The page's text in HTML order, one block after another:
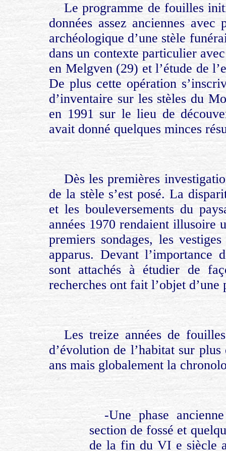
Le programme de fouilles
données assez anciennes
archéologique d’une stèle
dans un contexte particulier
en Melgven (29) et l’étude de
De plus cette opération
d’inventaire sur les stèles du
en 1991 sur le lieu de
avait donné quelques minces
Dès les premières
de la stèle s’est posé. La
et les bouleversements du
années 1970 rendaient illusoire
premiers sondages, les
apparus. Devant l’importance
sont attachés à étudier de
recherches ont fait l’objet d’une
Les treize années de
d’évolution de l’habitat sur
ans mais globalement la
-Une phase
section de fossé et
de la fin du VI e siècle